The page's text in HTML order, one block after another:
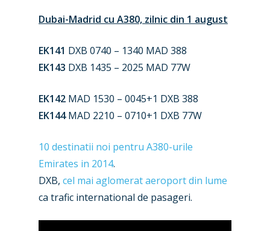
Dubai-Madrid cu A380, zilnic din 1 august
EK141 DXB 0740 – 1340 MAD 388
EK143 DXB 1435 – 2025 MAD 77W
EK142 MAD 1530 – 0045+1 DXB 388
EK144MAD 2210 – 0710+1 DXB 77W
10 destinatii noi pentru A380-urile
Emirates in 2014.
DXB, cel mai aglomerat aeroport din lume
ca trafic international de pasageri.
Industry
Paris 2023
Farnborough 2022
Business Jets
Marketplace